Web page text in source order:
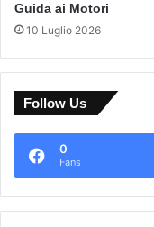
Guida ai Motori
10 Luglio 2026
Follow Us
0
Fans